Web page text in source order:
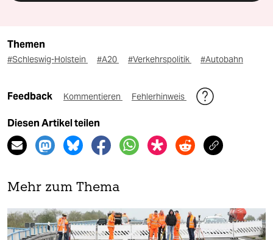
Themen
#Schleswig-Holstein #A20 #Verkehrspolitik #Autobahn
Feedback Kommentieren Fehlerhinweis
Diesen Artikel teilen
Mehr zum Thema